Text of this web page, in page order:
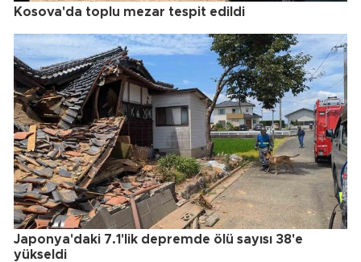
Kosova'da toplu mezar tespit edildi
Japonya'daki 7.1'lik depremde ölü sayısı 38'e
yükseldi